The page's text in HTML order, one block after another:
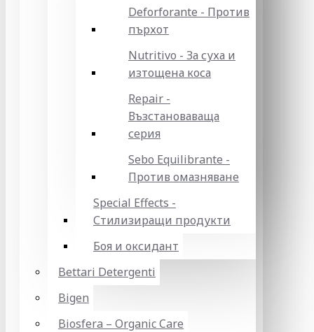
Deforforante - Против
пърхот
Nutritivo - За суха и
изтощена коса
Repair -
Възстановаваща
серия
Sebo Equilibrante -
Против омазняване
Special Effects -
Стилизиращи продукти
Боя и оксидант
Bettari Detergenti
Bigen
Biosfera – Organic Care